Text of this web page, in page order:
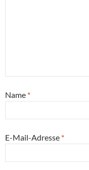
Name *
E-Mail-Adresse *